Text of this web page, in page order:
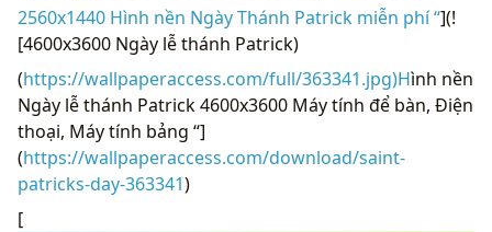
2560x1440 Hình nền Ngày Thánh Patrick miễn phí “](!
[4600x3600 Ngày lễ thánh Patrick)
(https://wallpaperaccess.com/full/363341.jpg)Hình nền
Ngày lễ thánh Patrick 4600x3600 Máy tính để bàn, Điện
thoại, Máy tính bảng “]
(https://wallpaperaccess.com/download/saint-
patricks-day-363341)
[